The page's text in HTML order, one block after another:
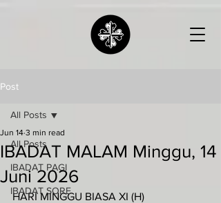
Post
All Posts
IBADAT PAGI
IBADAT SORE
All Posts
IBADAT MALAM Minggu, 14
Juni 2026
Jun 14 3 min read
HARI MINGGU BIASA XI (H)